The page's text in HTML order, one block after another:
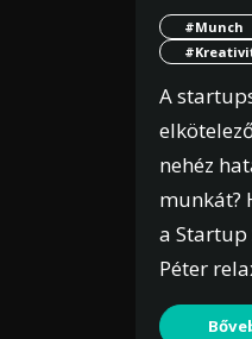
#Munch
A
nehéz
munkát?
a Startup
Péter